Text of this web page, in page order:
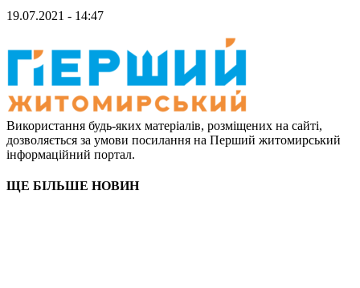
19.07.2021 - 14:47
Використання будь-яких матеріалів, розміщених на сайті,
дозволяється за умови посилання на Перший житомирський
інформаційний портал.
ЩЕ БІЛЬШЕ НОВИН